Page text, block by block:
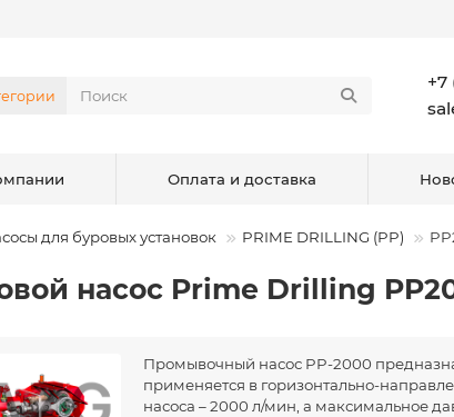
+7
Оплата и доставка
для буровых установок PRIME DRILLING (PP)
насос Prime Drilling
Промывочный насос PP-2000
применяется в горизонтально-
насоса – 2000 л/мин, а максимальное